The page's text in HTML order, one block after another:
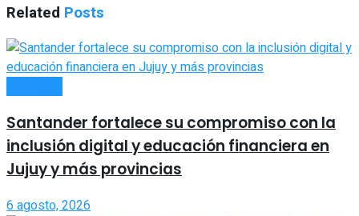
Related Posts
Santander fortalece su compromiso con la
inclusión digital y educación financiera en
Jujuy y más provincias
6 agosto, 2026